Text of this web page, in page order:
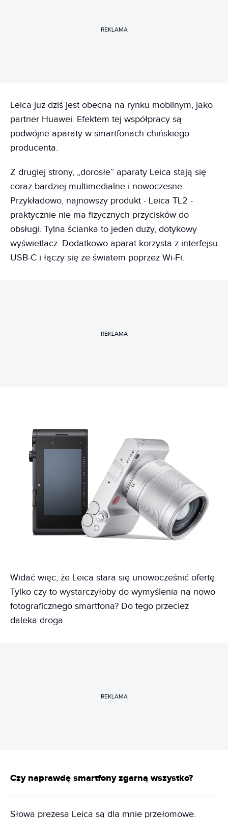
REKLAMA
Leica już dziś jest obecna na rynku mobilnym, jako
partner Huawei. Efektem tej współpracy są
podwójne aparaty w smartfonach chińskiego
producenta.
Z drugiej strony, „dorosłe” aparaty Leica stają się
coraz bardziej multimedialne i nowoczesne.
Przykładowo, najnowszy produkt - Leica TL2 -
praktycznie nie ma fizycznych przycisków do
obsługi. Tylna ścianka to jeden duży, dotykowy
wyświetlacz. Dodatkowo aparat korzysta z interfejsu
USB-C i łączy się ze światem poprzez Wi-Fi.
REKLAMA
Widać więc, że Leica stara się unowocześnić ofertę.
Tylko czy to wystarczyłoby do wymyślenia na nowo
fotograficznego smartfona? Do tego przecież
daleka droga.
REKLAMA
Czy naprawdę smartfony zgarną wszystko?
Słowa prezesa Leica są dla mnie przełomowe.